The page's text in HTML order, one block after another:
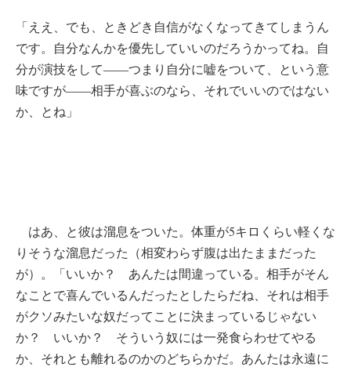
「ええ、でも、ときどき自信がなくなってきてしまうん
です。自分なんかを優先していいのだろうかってね。自
分が演技をして――つまり自分に嘘をついて、という意
味ですが――相手が喜ぶのなら、それでいいのではない
か、とね」
はあ、と彼は溜息をついた。体重が5キロくらい軽くな
りそうな溜息だった（相変わらず腹は出たままだった
が）。「いいか？ あんたは間違っている。相手がそん
なことで喜んでいるんだったとしたらだね、それは相手
がクソみたいな奴だってことに決まっているじゃない
か？ いいか？ そういう奴には一発食らわせてやる
か、それとも離れるのかのどちらかだ。あんたは永遠に